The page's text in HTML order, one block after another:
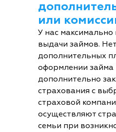
или
У нас
выдачи займов.
дополнительных
оформлении займа
дополнительно
страхования с
страховой
осуществляют
семьи при